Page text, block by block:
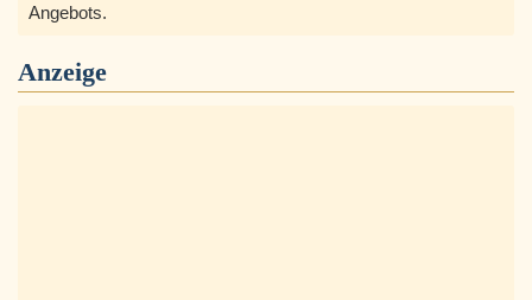
Angebots.
Anzeige